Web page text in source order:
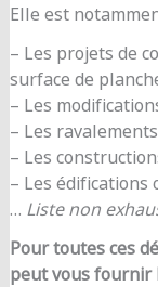
Elle est
– Les projets de
surface de
– Les
– Les
– Les
– Les édifications
… Liste non
Pour toutes ces
peut vous fournir